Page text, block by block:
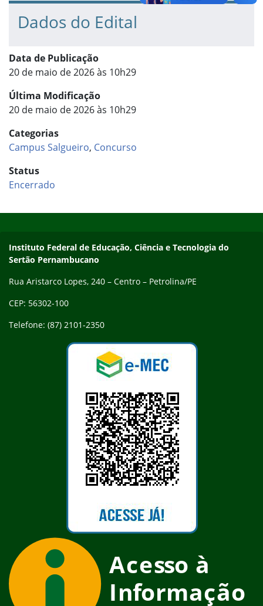
Dados do Edital
Data de Publicação
20 de maio de 2026 às 10h29
Última Modificação
20 de maio de 2026 às 10h29
Categorias
Campus Salgueiro, Concurso
Status
Encerrado
Endereço
Instituto Federal de Educação, Ciência e Tecnologia do
Sertão Pernambucano
Rua Aristarco Lopes, 240 – Centro – Petrolina/PE
CEP: 56302-100
Telefone: (87) 2101-2350